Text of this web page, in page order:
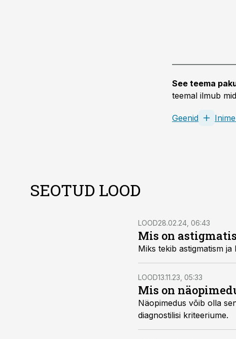
See teema
teemal ilmub
Geenid
SEOTUD LOOD
LOOD28.02.24, 06:43
Mis on
Miks tekib astigmatism
LOOD13.11.23, 05:33
Mis on
Näopimedus võib olla
diagnostilisi kriteeriume.